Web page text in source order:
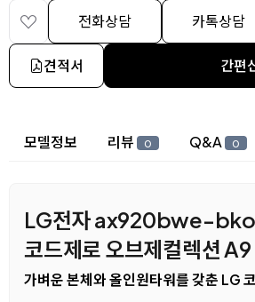
전화상담 카톡상담
견적서 간편
상세 정보
모델정보 리뷰 0 Q&A 0
LG전자 ax920bwe-
코드제로 오브제컬렉션 A9
가벼운 본체와 올인원타워를 갖춘 LG